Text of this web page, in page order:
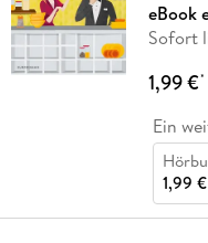
eBook
Sofort
1,99 €*
Ein
1,99 €